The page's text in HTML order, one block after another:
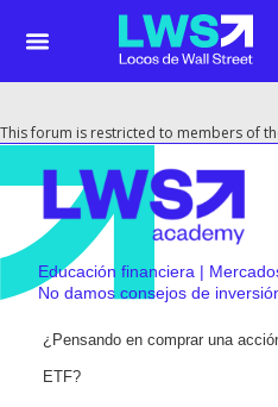
This forum is restricted to members of
Educación financiera |
No damos consejos de
¿Pensando en comprar una
ETF?